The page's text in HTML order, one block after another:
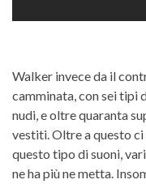
Walker invece da il
camminata, con sei tipi
nudi, e oltre quaranta
vestiti. Oltre a questo
questo tipo di suoni,
ne ha più ne metta.